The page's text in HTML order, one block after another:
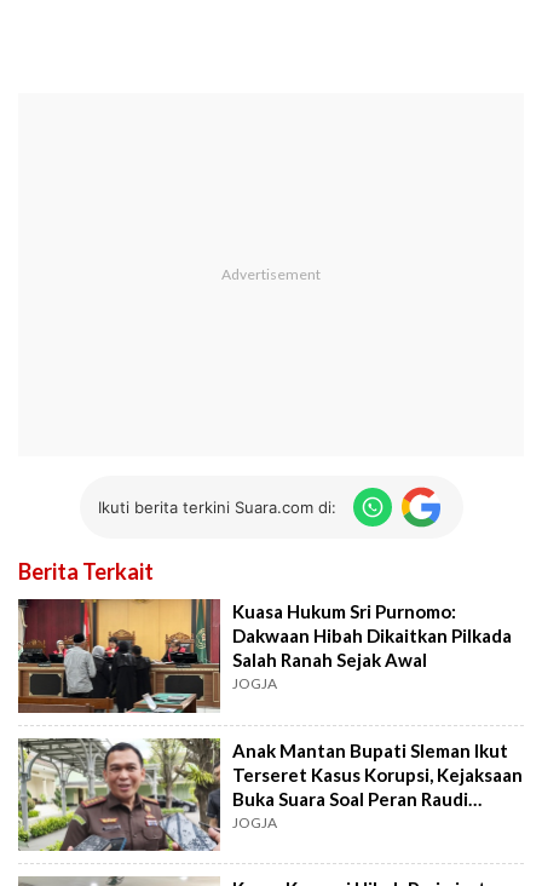
Ikuti berita terkini Suara.com di:
Berita Terkait
Kuasa Hukum Sri Purnomo:
Dakwaan Hibah Dikaitkan Pilkada
Salah Ranah Sejak Awal
JOGJA
Anak Mantan Bupati Sleman Ikut
Terseret Kasus Korupsi, Kejaksaan
Buka Suara Soal Peran Raudi
Akmal
JOGJA